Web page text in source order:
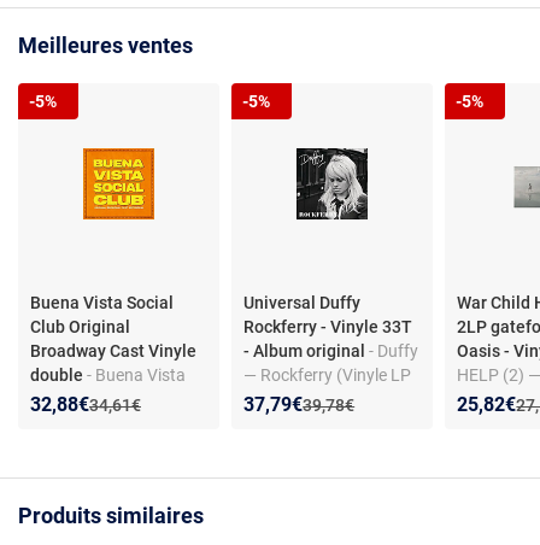
Meilleures ventes
Buena Vista Social
Club Original
Broadway Cast Vinyle
double - Buena Vista
Social Club (Original
Ancien prix :
34,61€
Nouveau prix :
32,88€
Réduction de :
-5%
Universal Duffy
Rockferry - Vinyle 33T
- Album original- Duffy
— Rockferry (Vinyle LP
33T) — Album original
Ancien prix :
39,78€
Nouveau prix :
37,79€
Réduction de :
-5%
War Child
2LP
Oasis -
HELP (2)
caritatif
Nouveau
25,82€
-5%
Produits similaires